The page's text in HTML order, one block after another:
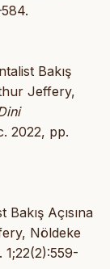
Bakış
Jeffery,
2022, pp.
Açısına
Nöldeke